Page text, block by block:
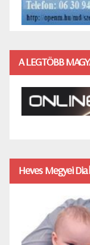
A LEGTÖBB
Heves Megyei